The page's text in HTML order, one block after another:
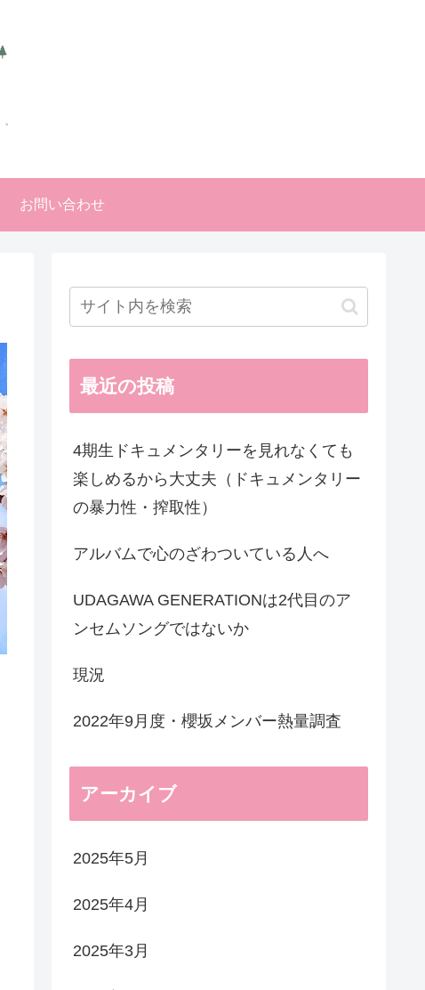
お問い合わせ
最近の投稿
4期生ドキュメンタリーを見れなくても
楽しめるから大丈夫（ドキュメンタリー
の暴力性・搾取性）
アルバムで心のざわついている人へ
UDAGAWA GENERATIONは2代目のア
ンセムソングではないか
現況
2022年9月度・櫻坂メンバー熱量調査
アーカイブ
2025年5月
2025年4月
2025年3月